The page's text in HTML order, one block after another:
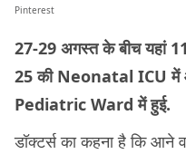
Pinterest
27-29 अगस्त के बीच यहां
25 की Neonatal ICU
Pediatric Ward में हुई.
डॉक्टर्स का कहना है कि आने